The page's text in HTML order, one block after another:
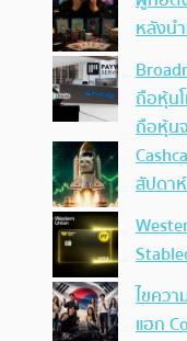
หลังน
ถือหุ้น
ถือหุ้น
สัปดา
ไขคว
แฮก